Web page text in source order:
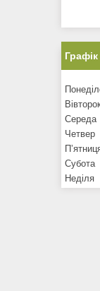
Середа
Четвер
Субота
Неділя